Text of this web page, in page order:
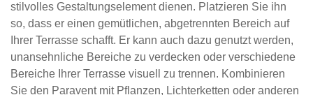
stilvolles Gestaltungselement dienen. Platzieren Sie ihn
so, dass er einen gemütlichen, abgetrennten Bereich auf
Ihrer Terrasse schafft. Er kann auch dazu genutzt werden,
unansehnliche Bereiche zu verdecken oder verschiedene
Bereiche Ihrer Terrasse visuell zu trennen. Kombinieren
Sie den Paravent mit Pflanzen, Lichterketten oder anderen